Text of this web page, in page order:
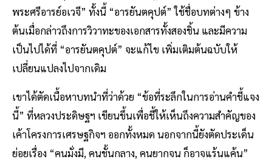
พระศรีอารย์อเวจี” ทั้งนี้ “อารยันตคุปต์” ใช้ชื่อบทต่างๆ ข้าง
ต้นเมื่อกล่าวถึงการวิวาทะของเอกสารทั้งสองชิ้น และมีความ
เป็นไปได้ที่ “อารยันตคุปต์” จะแก้ไข เพิ่มเติมต้นฉบับให้
เปลี่ยนแปลงไปจากเดิม
เขาได้ตัดเนื้อหาบทนำที่ว่าด้วย “ข้อที่ระลึกในการอ่านคำชี้แจง
นี้” ที่หลวงประดิษฐฯ เขียนขึ้นเพื่อชี้ให้เห็นถึงความสำคัญของ
เค้าโครงการเศรษฐกิจฯ ออกทั้งหมด นอกจากนี้ยังตัดประเด็น
ย่อยเรื่อง “คนมั่งมี, คนชั้นกลาง, คนยากจน ก็อาจแร้นแค้น”